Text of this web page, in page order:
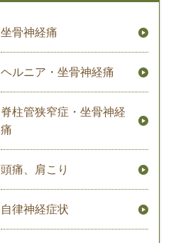
坐骨神経痛
ヘルニア・坐骨神経痛
脊柱管狭窄症・坐骨神経
痛
頭痛、肩こり
自律神経症状